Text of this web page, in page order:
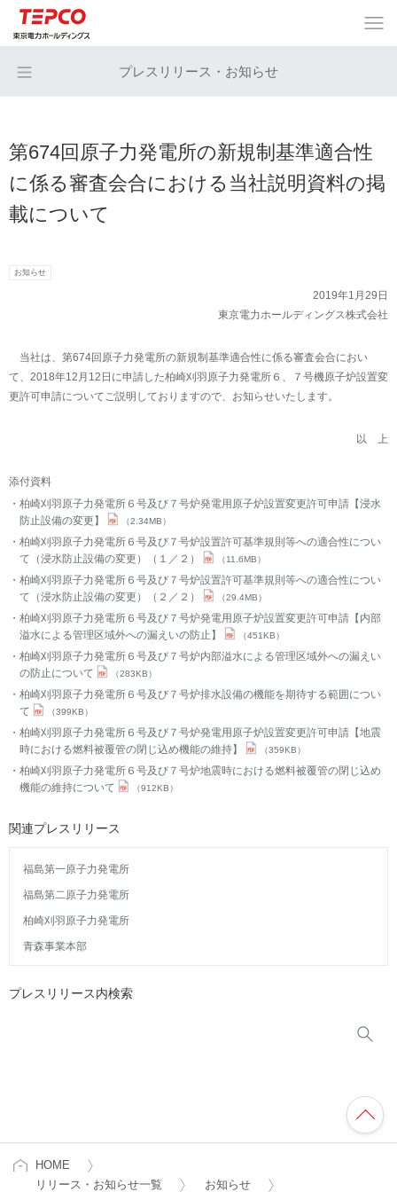
プレスリリース・お知らせ
第674回原子力発電所の新規制基準適合性
に係る審査会合における当社説明資料の掲
載について
お知らせ
2019年1月29日
東京電力ホールディングス株式会社
当社は、第674回原子力発電所の新規制基準適合性に係る審査会合におい
て、2018年12月12日に申請した柏崎刈羽原子力発電所６、７号機原子炉設置変
更許可申請についてご説明しておりますので、お知らせいたします。
以 上
添付資料
柏崎刈羽原子力発電所６号及び７号炉発電用原子炉設置変更許可申請【浸水
防止設備の変更】
（2.34MB）
柏崎刈羽原子力発電所６号及び７号炉設置許可基準規則等への適合性につい
て（浸水防止設備の変更）（１／２）
（11.6MB）
柏崎刈羽原子力発電所６号及び７号炉設置許可基準規則等への適合性につい
て（浸水防止設備の変更）（２／２）
（29.4MB）
柏崎刈羽原子力発電所６号及び７号炉発電用原子炉設置変更許可申請【内部
溢水による管理区域外への漏えいの防止】
（451KB）
柏崎刈羽原子力発電所６号及び７号炉内部溢水による管理区域外への漏えい
の防止について
（283KB）
柏崎刈羽原子力発電所６号及び７号炉排水設備の機能を期待する範囲につい
て
（399KB）
柏崎刈羽原子力発電所６号及び７号炉発電用原子炉設置変更許可申請【地震
時における燃料被覆管の閉じ込め機能の維持】
（359KB）
柏崎刈羽原子力発電所６号及び７号炉地震時における燃料被覆管の閉じ込め
機能の維持について
（912KB）
関連プレスリリース
福島第一原子力発電所
福島第二原子力発電所
柏崎刈羽原子力発電所
青森事業本部
プレスリリース内検索
HOME
リリース・お知らせ一覧
お知らせ